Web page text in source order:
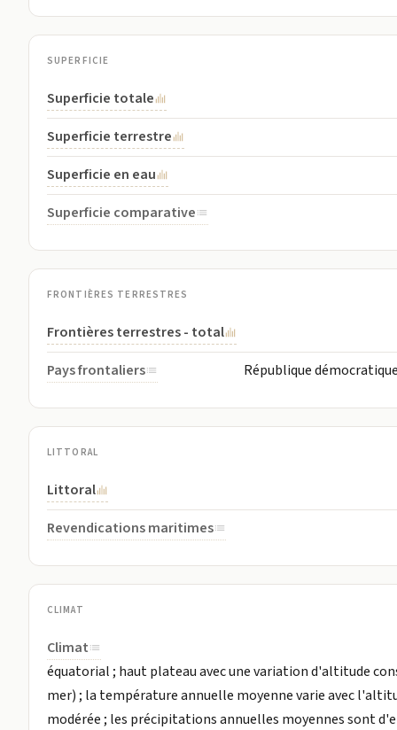
SUPERFICIE
Superficie totale
Superficie terrestre
Superficie en eau
Superficie comparative
FRONTIÈRES TERRESTRES
Frontières terrestres - total
Pays frontaliers République
LITTORAL
Littoral
Revendications maritimes
CLIMAT
Climat
équatorial ; haut plateau avec une variation d'altitude
mer) ; la température annuelle moyenne varie avec
modérée ; les précipitations annuelles moyennes sont